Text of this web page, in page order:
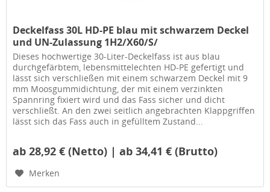
Deckelfass 30L HD-PE blau mit schwarzem Deckel
und UN-Zulassung 1H2/X60/S/
Dieses hochwertige 30-Liter-Deckelfass ist aus blau
durchgefärbtem, lebensmittelechten HD-PE gefertigt und
lässt sich verschließen mit einem schwarzem Deckel mit 9
mm Moosgummidichtung, der mit einem verzinkten
Spannring fixiert wird und das Fass sicher und dicht
verschließt. An den zwei seitlich angebrachten Klappgriffen
lässt sich das Fass auch in gefülltem Zustand...
ab 28,92 € (Netto) | ab 34,41 € (Brutto)
Merken